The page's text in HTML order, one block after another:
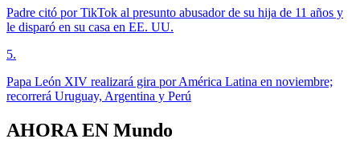
Padre citó por TikTok al presunto abusador de su hija de 11 años y
le disparó en su casa en EE. UU.
5.
Papa León XIV realizará gira por América Latina en noviembre;
recorrerá Uruguay, Argentina y Perú
AHORA EN Mundo